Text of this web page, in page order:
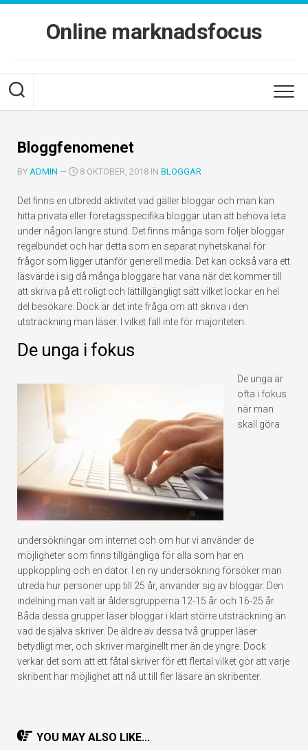
Skip
Online marknadsfocus
Bloggfenomenet
BY ADMIN — 8 OKTOBER, 2018 IN BLOGGAR
Det finns en utbredd aktivitet vad gäller bloggar och man kan
hitta privata eller företagsspecifika bloggar utan att behöva leta
under någon längre stund. Det finns många som följer bloggar
regelbundet och har detta som en separat nyhetskanal för
frågor som ligger utanför generell media. Det kan också vara ett
läsvärde i sig då många bloggare har vana när det kommer till
att skriva på ett roligt och lättillgängligt sätt vilket lockar en hel
del besökare. Dock är det inte fråga om att skriva i den
utsträckning man läser. I vilket fall inte för majoriteten.
De unga i fokus
De unga är
ofta i fokus
när man
skall göra
undersökningar om internet och om hur vi använder de
möjligheter som finns tillgängliga för alla som har en
uppkoppling och en dator. I en ny undersökning försöker man
utreda hur personer upp till 25 år, använder sig av bloggar. Den
indelning man valt är åldersgrupperna 12-15 år och 16-25 år.
Båda dessa grupper läser bloggar i klart större utsträckning än
vad de själva skriver. De äldre av dessa två grupper läser
betydligt mer, och skriver marginellt mer än de yngre. Dock
verkar det som att ett fåtal skriver för ett flertal vilket gör att varje
skribent har möjlighet att nå ut till fler läsare än skribenter.
YOU MAY ALSO LIKE...